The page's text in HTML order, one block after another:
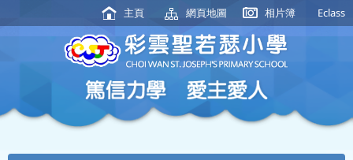
主頁 網頁地圖 相片簿 Eclass